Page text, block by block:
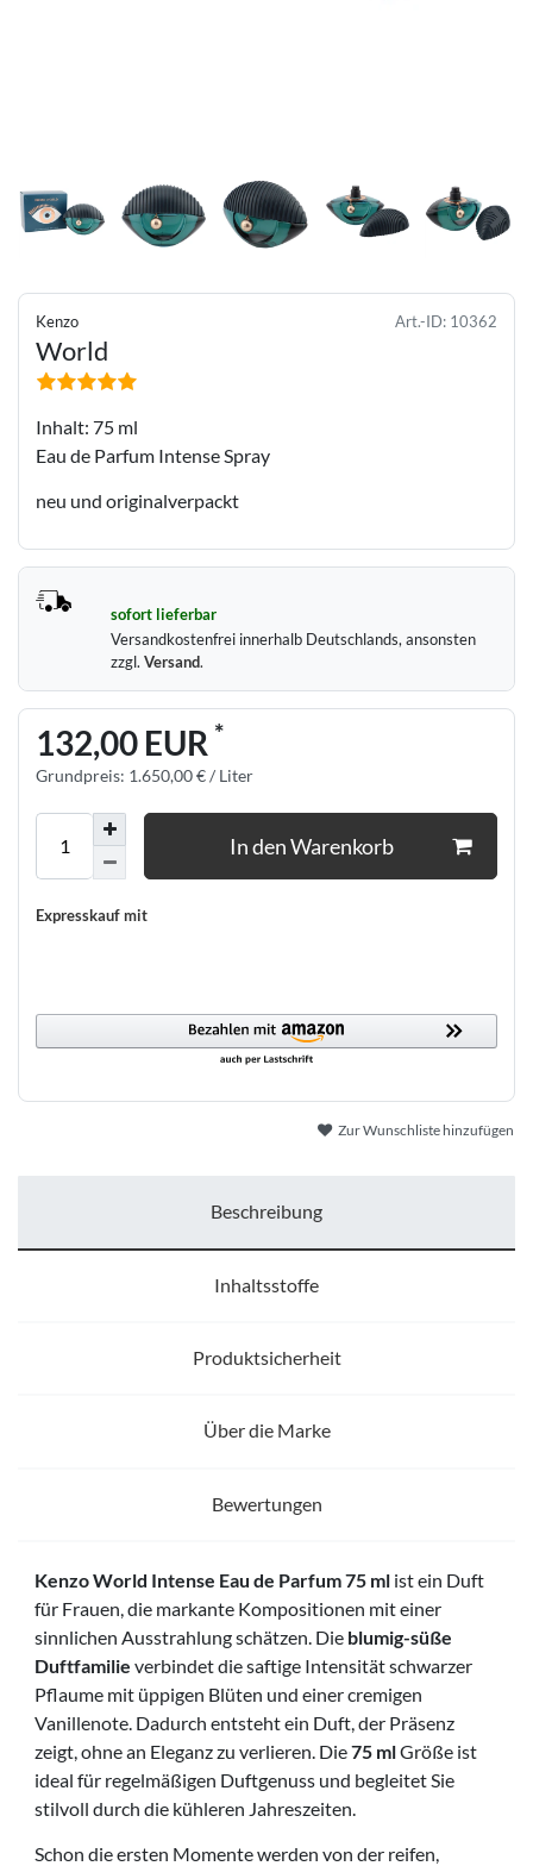
Kenzo Art.-ID: 10362
World
Inhalt: 75 ml
Eau de Parfum Intense Spray
neu und originalverpackt
sofort lieferbar
Versandkostenfrei innerhalb Deutschlands, ansonsten
zzgl. Versand.
132,00 EUR *
Grundpreis: 1.650,00 € / Liter
In den Warenkorb
Expresskauf mit
Zur Wunschliste hinzufügen
Beschreibung
Inhaltsstoffe
Produktsicherheit
Über die Marke
Bewertungen
Kenzo World Intense Eau de Parfum 75 ml ist ein Duft
für Frauen, die markante Kompositionen mit einer
sinnlichen Ausstrahlung schätzen. Die blumig-süße
Duftfamilie verbindet die saftige Intensität schwarzer
Pflaume mit üppigen Blüten und einer cremigen
Vanillenote. Dadurch entsteht ein Duft, der Präsenz
zeigt, ohne an Eleganz zu verlieren. Die75 mlGröße ist
ideal für regelmäßigen Duftgenuss und begleitet Sie
stilvoll durch die kühleren Jahreszeiten.
Schon die ersten Momente werden von der reifen,